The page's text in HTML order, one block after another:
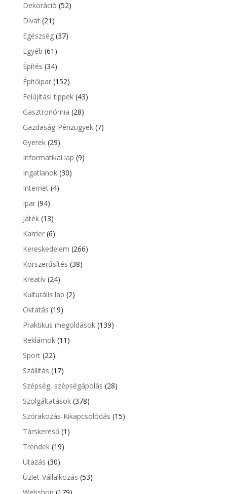
Dekoráció (52)
Divat(21)
Egészség(37)
Egyéb (61)
Építés (34)
Építőipar(152)
Felújítási tippek(43)
Gasztronómia (28)
Gazdaság-Pénzügyek(7)
Gyerek(29)
Informatikai lap (9)
Ingatlanok(30)
Internet(4)
Ipar(94)
Játék(13)
Karrier(6)
Kereskedelem (266)
Korszerűsítés (38)
Kreatív(24)
Kulturális lap (2)
Oktatás (19)
Praktikus megoldások(139)
Reklámok(11)
Sport(22)
Szállítás (17)
Szépség, szépségápolás (28)
Szolgáltatások(378)
Szórakozás-Kikapcsolódás (15)
Társkereső(1)
Trendek(19)
Utazás (30)
Üzlet-Vállalkozás (53)